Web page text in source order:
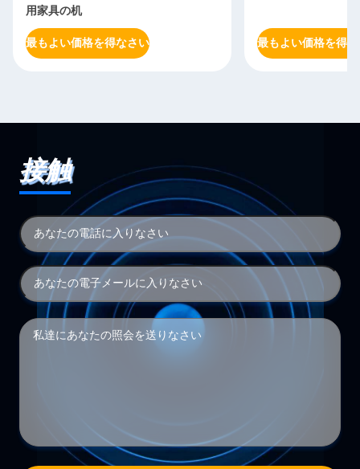
用家具の机
最もよい価格を得なさい 最もよい価格を得
接触